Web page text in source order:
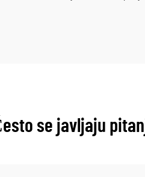
se javljaju